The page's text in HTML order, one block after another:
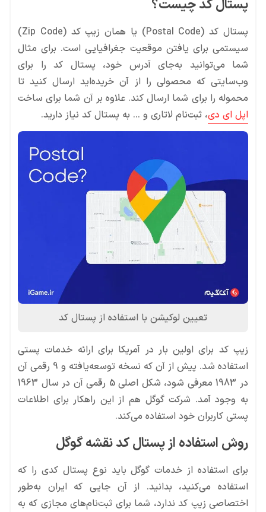
پستال کد چیست؟
پستال کد (Postal Code) یا همان زیپ کد (Zip Code)
سیستمی برای یافتن موقعیت جغرافیایی است. برای مثال
شما می‌توانید به‌جای آدرس خود، پستال کد را برای
وب‌سایتی که محصولی را از آن خریده‌اید ارسال کنید تا
محموله را برای شما ارسال کند. علاوه بر آن شما برای ساخت
اپل ای دی، ثبت‌نام لاتاری و … به پستال کد نیاز دارید.
تعیین لوکیشن با استفاده از پستال کد
زیپ کد برای اولین بار در آمریکا برای ارائه خدمات پستی
استفاده شد. پیش از آن که نسخه توسعه‌یافته و 9 رقمی آن
در 1983 معرفی شود، شکل اصلی 5 رقمی آن در سال 1963
به وجود آمد. شرکت گوگل هم از این راهکار برای اطلاعات
پستی کاربران خود استفاده می‌کند.
روش استفاده از پستال کد نقشه گوگل
برای استفاده از خدمات گوگل باید نوع پستال کدی را که
استفاده می‌کنید، بدانید. از آن جایی که ایران به‌طور
اختصاصی زیپ کد ندارد، شما برای ثبت‌نام‌های مجازی که به